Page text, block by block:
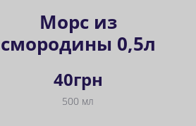
Морс из
смородины 0,5л
40грн
500 мл